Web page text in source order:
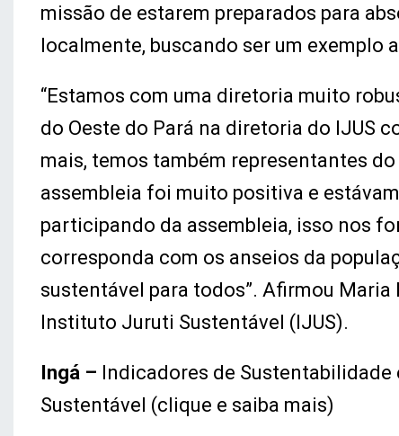
missão de estarem preparados para
localmente, buscando ser um exemplo
“Estamos com uma diretoria muito
do Oeste do Pará na diretoria do IJUS
mais, temos também representantes
assembleia foi muito positiva e
participando da assembleia, isso nos
corresponda com os anseios da
sustentável para todos”. Afirmou
Instituto Juruti Sustentável (IJUS).
Ingá – Indicadores de Sustentabilidade
Sustentável (clique e saiba mais)